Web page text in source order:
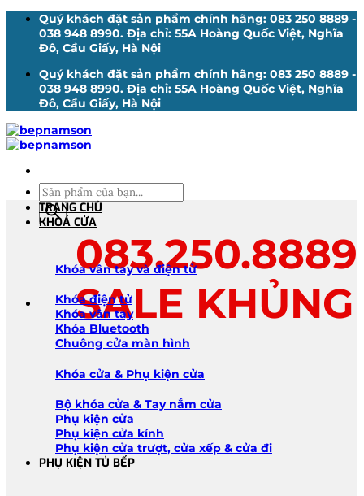
Quý khách đặt sản phẩm chính hãng: 083 250 8889 -
038 948 8990. Địa chỉ: 55A Hoàng Quốc Việt, Nghĩa
Đô, Cầu Giấy, Hà Nội
Quý khách đặt sản phẩm chính hãng: 083 250 8889 -
038 948 8990. Địa chỉ: 55A Hoàng Quốc Việt, Nghĩa
Đô, Cầu Giấy, Hà Nội
Tìm
kiếm
sản
083.250.8889
SALE KHỦNG
TRANG CHỦ
KHOÁ CỬA
Khóa vân tay và điện tử
Khóa điện tử
Khóa vân tay
Khóa Bluetooth
Chuông cửa màn hình
Khóa cửa & Phụ kiện cửa
Bộ khóa cửa & Tay nắm cửa
Phụ kiện cửa
Phụ kiện cửa kính
Phụ kiện cửa trượt, cửa xếp & cửa đi
PHỤ KIỆN TỦ BẾP